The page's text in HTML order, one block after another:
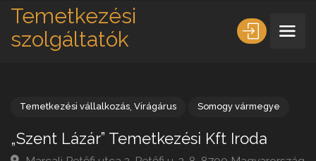
Temetkezési
szolgáltatók
„Szent Lázár” Temetkezési Kft Iroda